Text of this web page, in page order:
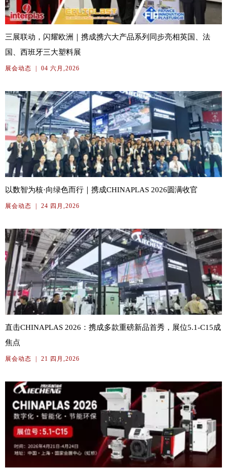
三展联动，闪耀欧洲｜携成携六大产品系列同步亮相英国、法
国、西班牙三大塑料展
展会动态 04 六月,2026
以数智为核·向绿色而行｜携成CHINAPLAS 2026圆满收官
展会动态 24 四月,2026
直击CHINAPLAS 2026：携成多款重磅新品首秀，展位5.1-C15成
焦点
展会动态 21 四月,2026